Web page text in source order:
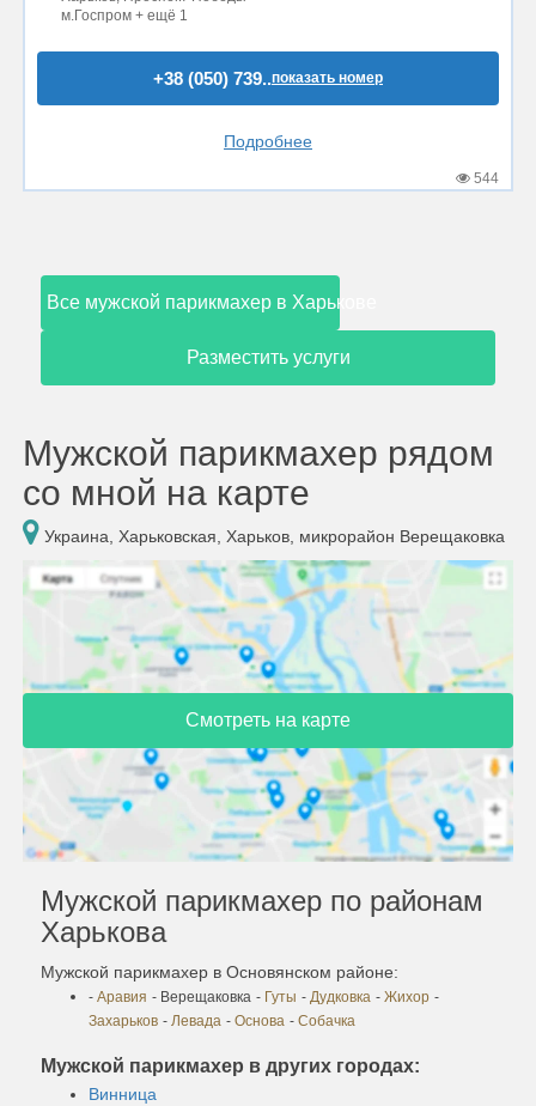
м.Госпром + ещё 1
+38 (050) 739..показать номер
Подробнее
544
Все мужской парикмахер в Харькове
Разместить услуги
Мужской парикмахер рядом
со мной на карте
Украина, Харьковская, Харьков, микрорайон Верещаковка
Смотреть на карте
Мужской парикмахер по районам
Харькова
Мужской парикмахер в Основянском районе:
- Аравия - Верещаковка - Гуты - Дудковка - Жихор -
Захарьков - Левада - Основа - Собачка
Мужской парикмахер в других городах:
Винница